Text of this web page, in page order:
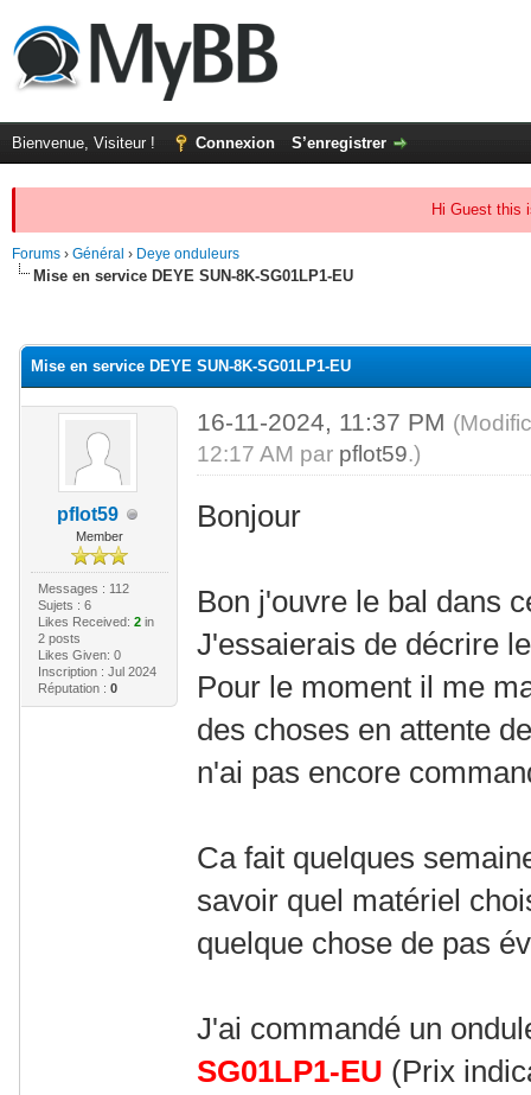
Bienvenue, Visiteur ! Connexion S’enregistrer
Hi Guest this
Forums › Général › Deye onduleurs
Mise en service DEYE SUN-8K-SG01LP1-EU
Mise en service DEYE SUN-8K-SG01LP1-EU
pflot59
Member
Messages : 112
Sujets : 6
Likes Received: 2in
2 posts
Likes Given: 0
Inscription : Jul 2024
Réputation : 0
16-11-2024, 11:37 PM
12:17 AM par pflot59.)
Bonjour
Bon j'ouvre le bal dans
J'essaierais de décrire
Pour le moment il me
des choses en attente
n'ai pas encore
Ca fait quelques
savoir quel matériel
quelque chose de pas
J'ai commandé un
SG01LP1-EU (Prix